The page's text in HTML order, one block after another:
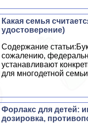
Какая семья
удостоверение)
Содержание
сожалению,
устанавливают
для многодетной
Форлакс для детей:
дозировка,